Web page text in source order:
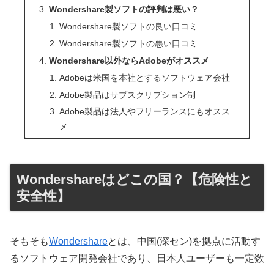
Wondershare製ソフトの評判は悪い？
Wondershare製ソフトの良い口コミ
Wondershare製ソフトの悪い口コミ
Wondershare以外ならAdobeがオススメ
Adobeは米国を本社とするソフトウェア会社
Adobe製品はサブスクリプション制
Adobe製品は法人やフリーランスにもオスス
メ
Wondershareはどこの国？【危険性と
安全性】
そもそもWondershareとは、中国(深セン)を拠点に活動す
るソフトウェア開発会社であり、日本人ユーザーも一定数